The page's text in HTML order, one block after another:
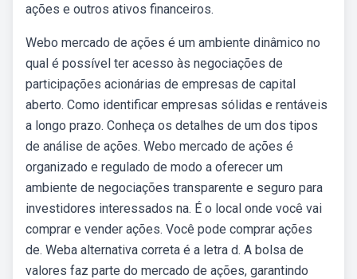
ações e outros ativos financeiros.
Webo mercado de ações é um ambiente dinâmico no
qual é possível ter acesso às negociações de
participações acionárias de empresas de capital
aberto. Como identificar empresas sólidas e rentáveis
a longo prazo. Conheça os detalhes de um dos tipos
de análise de ações. Webo mercado de ações é
organizado e regulado de modo a oferecer um
ambiente de negociações transparente e seguro para
investidores interessados na. É o local onde você vai
comprar e vender ações. Você pode comprar ações
de. Weba alternativa correta é a letra d. A bolsa de
valores faz parte do mercado de ações, garantindo